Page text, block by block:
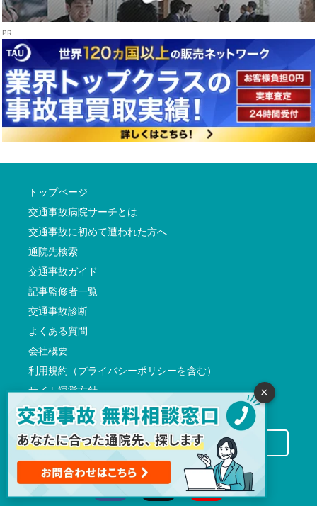
トップページ
交通事故病院サーチとは
交通事故に初めて遭われた方へ
通院先検索
交通事故ガイド
記事監修者一覧
交通事故診断
よくある質問
会社概要
利用規約（プライバシーポリシーを含む）
サイト運営方針
反社会的勢力に対する基本方針
交通事故病院サーチに掲載希望の先生方へ
×